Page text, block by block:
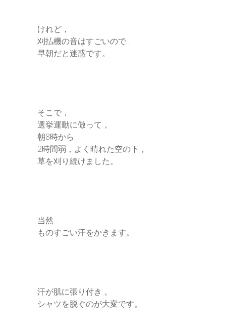
けれど，
刈払機の音はすごいので…
早朝だと迷惑です。
そこで，
選挙運動に倣って，
朝8時から…
2時間弱，よく晴れた空の下，
草を刈り続けました。
当然…
ものすごい汗をかきます。
汗が肌に張り付き，
シャツを脱ぐのが大変です。